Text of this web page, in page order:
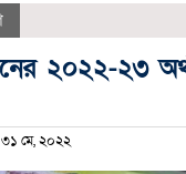
২০২২-২৩
৩১ মে, ২০২২